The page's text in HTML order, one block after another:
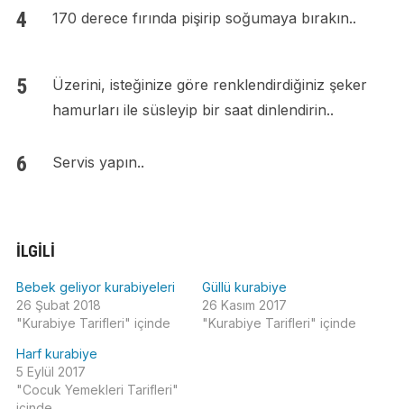
170 derece fırında pişirip soğumaya bırakın..
Üzerini, isteğinize göre renklendirdiğiniz şeker
hamurları ile süsleyip bir saat dinlendirin..
Servis yapın..
İLGILI
Bebek geliyor kurabiyeleri
26 Şubat 2018
"Kurabiye Tarifleri" içinde
Güllü kurabiye
26 Kasım 2017
"Kurabiye Tarifleri" içinde
Harf kurabiye
5 Eylül 2017
"Cocuk Yemekleri Tarifleri"